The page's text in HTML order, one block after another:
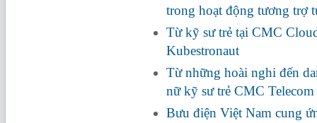
trong hoạt động tương trợ
Từ kỹ sư trẻ tại CMC
Kubestronaut
Từ những hoài nghi đến
nữ kỹ sư trẻ CMC Telecom
Bưu điện Việt Nam cung